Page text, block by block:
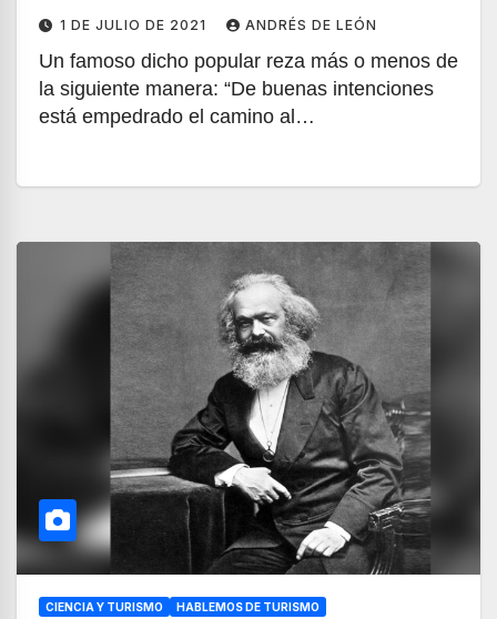
1 DE JULIO DE 2021 ANDRÉS DE LEÓN
Un famoso dicho popular reza más o menos de
la siguiente manera: “De buenas intenciones
está empedrado el camino al…
CIENCIA Y TURISMO HABLEMOS DE TURISMO